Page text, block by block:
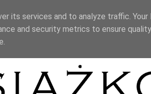
its services and to analyze traffic. Your
and security metrics to ensure